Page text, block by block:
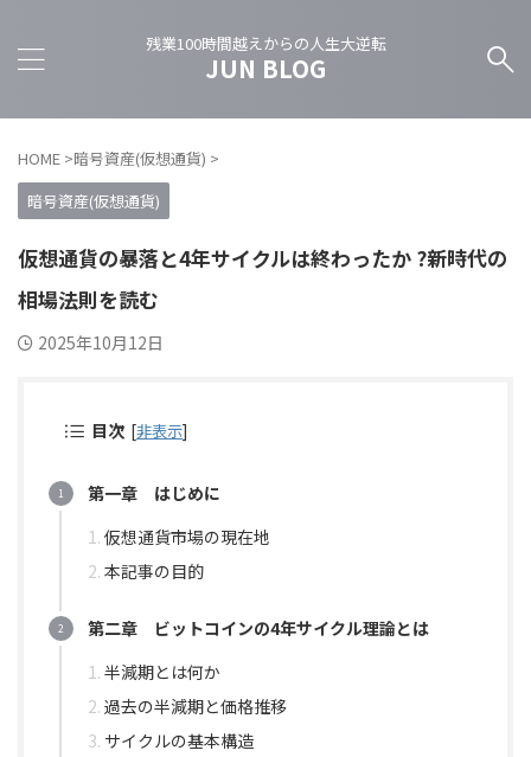
残業100時間越えからの人生大逆転
JUN BLOG
HOME >暗号資産(仮想通貨) >
暗号資産(仮想通貨)
仮想通貨の暴落と4年サイクルは終わったか ?新時代の
相場法則を読む
2025年10月12日
目次 [非表示]
第一章 はじめに
仮想通貨市場の現在地
本記事の目的
第二章 ビットコインの4年サイクル理論とは
半減期とは何か
過去の半減期と価格推移
サイクルの基本構造